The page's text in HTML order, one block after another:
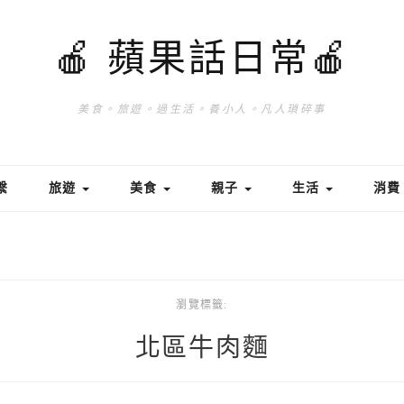
🍎 蘋果話日常🍎
美食。旅遊。過生活。養小人。凡人瑣碎事
旅遊 美食 親子 生活 消費
瀏覽標籤:
北區牛肉麵